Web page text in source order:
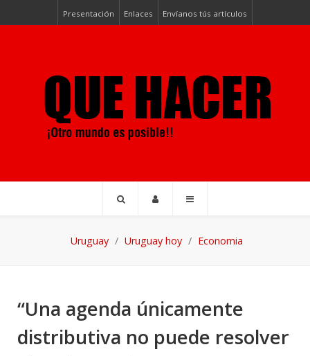
Presentación Enlaces Envíanos tús artículos
Uruguay Uruguay hoy Economia
“Una agenda únicamente
distributiva no puede resolver